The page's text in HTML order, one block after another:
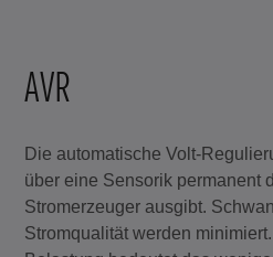
AVR
Die automatische Volt-
über eine Sensorik permanent
Stromerzeuger ausgibt.
Stromqualität werden